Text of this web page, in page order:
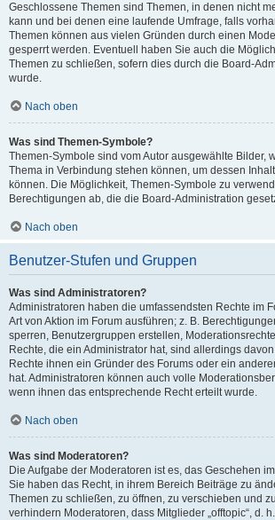
Geschlossene Themen sind Themen, in denen nicht
kann und bei denen eine laufende Umfrage, falls
Themen können aus vielen Gründen durch einen
gesperrt werden. Eventuell haben Sie auch die
Themen zu schließen, sofern dies durch die Board-
wurde.
Nach oben
Was sind Themen-Symbole?
Themen-Symbole sind vom Autor ausgewählte Bilder,
Thema in Verbindung stehen können, um dessen
können. Die Möglichkeit, Themen-Symbole zu
Berechtigungen ab, die die Board-Administration
Nach oben
Benutzer-Stufen und Gruppen
Was sind Administratoren?
Administratoren haben die umfassendsten Rechte im
Art von Aktion im Forum ausführen; z. B.
sperren, Benutzergruppen erstellen,
Rechte, die ein Administrator hat, sind allerdings
Rechte ihnen ein Gründer des Forums oder ein
hat. Administratoren können auch volle
wenn ihnen das entsprechende Recht erteilt wurde.
Nach oben
Was sind Moderatoren?
Die Aufgabe der Moderatoren ist es, das Geschehen
Sie haben das Recht, in ihrem Bereich Beiträge zu
Themen zu schließen, zu öffnen, zu verschieben und
verhindern Moderatoren, dass Mitglieder „offtopic“, d.